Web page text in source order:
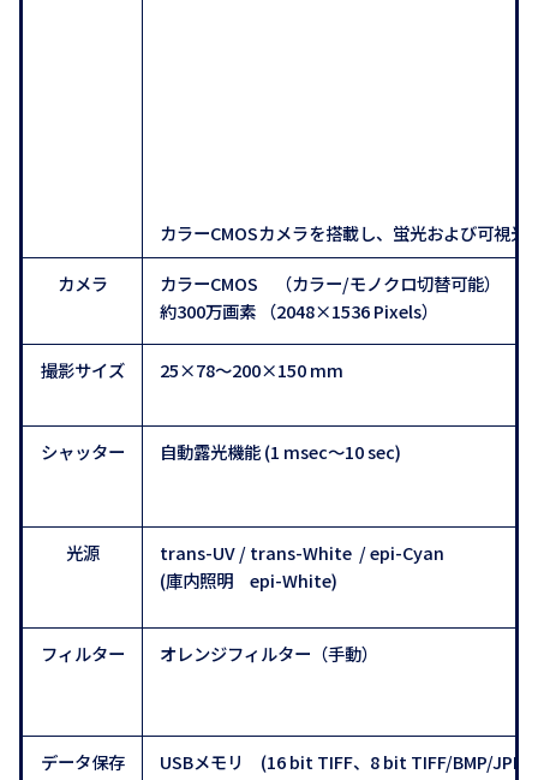
カラーCMOSカメラを搭載し、蛍光および可視
カメラ
カラーCMOS （カラー/モノクロ切替可能）
約300万画素 （2048×1536 Pixels）
撮影サイズ 25×78～200×150 mm
シャッター 自動露光機能 (1 msec～10 sec)
光源
trans-UV / trans-White / epi-Cyan
(庫内照明 epi-White)
フィルター オレンジフィルター（手動）
データ保存 USBメモリ (16 bit TIFF、8 bit TIFF/BMP/